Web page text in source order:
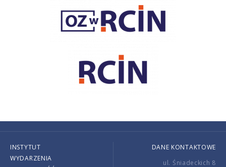
INSTYTUT
WYDARZENIA
DANE KONTAKTOWE
ul. Śniadeckich 8